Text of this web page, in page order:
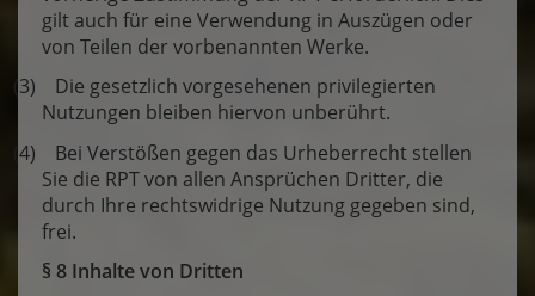
gilt auch für eine Verwendung in Auszügen oder
von Teilen der vorbenannten Werke.
(3) Die gesetzlich vorgesehenen privilegierten
Nutzungen bleiben hiervon unberührt.
(4) Bei Verstößen gegen das Urheberrecht stellen
Sie die RPT von allen Ansprüchen Dritter, die
durch Ihre rechtswidrige Nutzung gegeben sind,
frei.
§ 8 Inhalte von Dritten